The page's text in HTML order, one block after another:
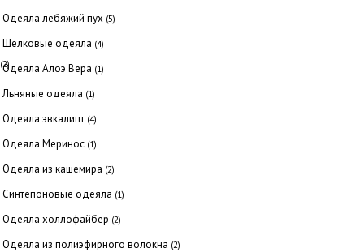
(2)
Одеяла лебяжий пух (5)
Шелковые одеяла (4)
Одеяла Алоэ Вера (1)
Льняные одеяла (1)
Одеяла эвкалипт (4)
Одеяла Меринос (1)
Одеяла из кашемира (2)
Синтепоновые одеяла (1)
Одеяла холлофайбер (2)
Одеяла из полиэфирного волокна (2)